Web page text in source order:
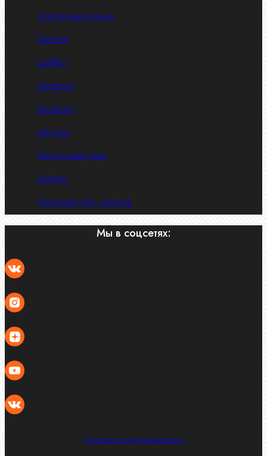
Стопорные кольца
Такелаж
Шайбы
Шпильки
Шплинты
Шпонки
Шпоночная сталь
Штифты
Латунный и бр. крепеж
Мы в соцсетях:
Политика конфиденциальности